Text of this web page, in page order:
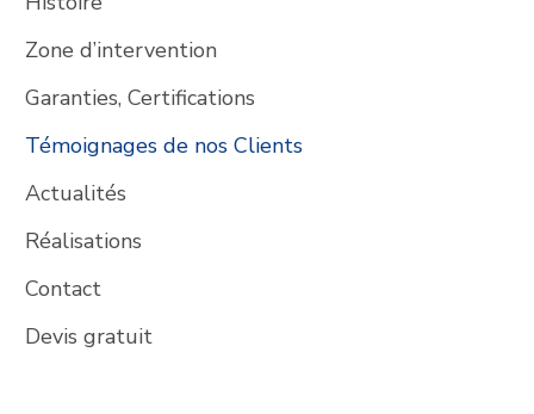
Zone d’intervention
Garanties, Certifications
Témoignages de nos Clients
Actualités
Réalisations
Contact
Devis gratuit